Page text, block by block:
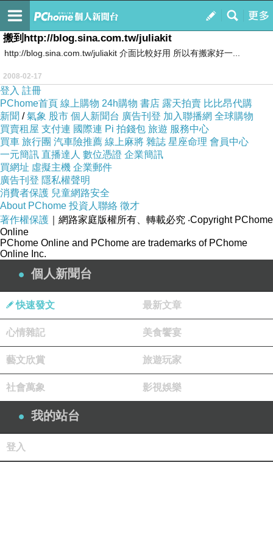
我的
訂閱
因為我很想你
搬到http://blog.sina.com.tw/juliakit
http://blog.sina.com.tw/juliakit 介面比較好用 所以有搬家好一...
2008-02-17
登入 註冊
PChome首頁 線上購物 24h購物 書店 露天拍賣 比比昂代購
新聞 /氣象 股市 個人新聞台 廣告刊登 加入聯播網 全球購物
買賣租屋 支付連 國際連 Pi 拍錢包 旅遊 服務中心
買車 旅行團 汽車險推薦 線上麻將 雜誌 星座命理 會員中心
一元簡訊 直播達人 數位憑證 企業簡訊
買網址 虛擬主機 企業郵件
廣告刊登 隱私權聲明
消費者保護 兒童網路安全
About PChome 投資人聯絡 徵才
著作權保護 ｜網路家庭版權所有、轉載必究 ‧Copyright PChome
Online
PChome Online and PChome are trademarks of PChome
Online Inc.
個人新聞台
快速發文 最新文章
心情雜記 美食饗宴
藝文欣賞 旅遊玩家
社會萬象 影視娛樂
我的站台
登入